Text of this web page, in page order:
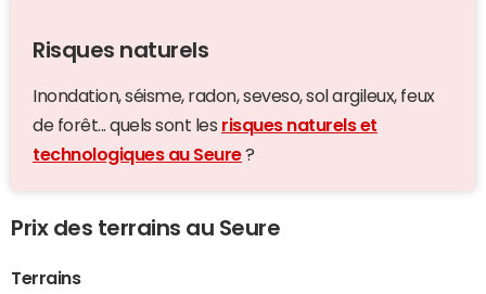
Risques naturels
Inondation, séisme, radon, seveso, sol argileux, feux
de forêt... quels sont les risques naturels et
technologiques au Seure?
Prix des terrains au Seure
Terrains